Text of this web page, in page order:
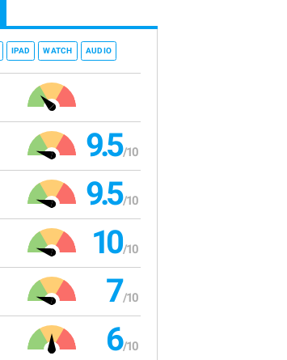
IPAD WATCH AUDIO
9.5
9.5
10
7
6